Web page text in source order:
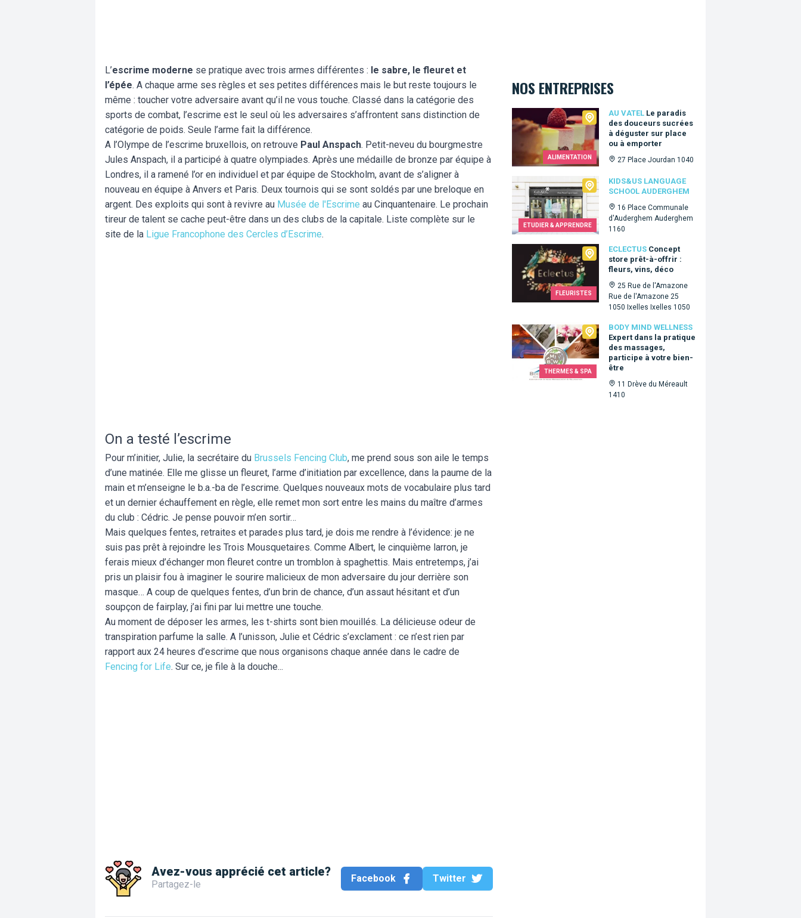
L’escrime moderne se pratique avec trois armes différentes : le sabre, le fleuret et
l’épée. A chaque arme ses règles et ses petites différences mais le but reste toujours le
même : toucher votre adversaire avant qu’il ne vous touche. Classé dans la catégorie des
sports de combat, l’escrime est le seul où les adversaires s’affrontent sans distinction de
catégorie de poids. Seule l’arme fait la différence.
A l’Olympe de l’escrime bruxellois, on retrouve Paul Anspach. Petit-neveu du bourgmestre
Jules Anspach, il a participé à quatre olympiades. Après une médaille de bronze par équipe à
Londres, il a ramené l’or en individuel et par équipe de Stockholm, avant de s’aligner à
nouveau en équipe à Anvers et Paris. Deux tournois qui se sont soldés par une breloque en
argent. Des exploits qui sont à revivre au Musée de l'Escrime au Cinquantenaire. Le prochain
tireur de talent se cache peut-être dans un des clubs de la capitale. Liste complète sur le
site de la Ligue Francophone des Cercles d’Escrime.
On a testé l’escrime
Pour m’initier, Julie, la secrétaire du Brussels Fencing Club, me prend sous son aile le temps
d’une matinée. Elle me glisse un fleuret, l’arme d’initiation par excellence, dans la paume de la
main et m’enseigne le b.a.-ba de l’escrime. Quelques nouveaux mots de vocabulaire plus tard
et un dernier échauffement en règle, elle remet mon sort entre les mains du maître d’armes
du club : Cédric. Je pense pouvoir m’en sortir…
Mais quelques fentes, retraites et parades plus tard, je dois me rendre à l’évidence: je ne
suis pas prêt à rejoindre les Trois Mousquetaires. Comme Albert, le cinquième larron, je
ferais mieux d’échanger mon fleuret contre un tromblon à spaghettis. Mais entretemps, j’ai
pris un plaisir fou à imaginer le sourire malicieux de mon adversaire du jour derrière son
masque… A coup de quelques fentes, d’un brin de chance, d’un assaut hésitant et d’un
soupçon de fairplay, j’ai fini par lui mettre une touche.
Au moment de déposer les armes, les t-shirts sont bien mouillés. La délicieuse odeur de
transpiration parfume la salle. A l’unisson, Julie et Cédric s’exclament : ce n’est rien par
rapport aux 24 heures d’escrime que nous organisons chaque année dans le cadre de
Fencing for Life. Sur ce, je file à la douche...
Avez-vous apprécié cet article?
Partagez-le
Facebook Twitter
NOS ENTREPRISES
ALIMENTATION
AU VATEL Le paradis
des douceurs sucrées
à déguster sur place
ou à emporter
27 Place Jourdan 1040
ETUDIER & APPRENDRE
KIDS&US LANGUAGE
SCHOOL AUDERGHEM
16 Place Communale
d'Auderghem Auderghem
1160
Kids&Us language school Auderghem
FLEURISTES
ECLECTUS Concept
store prêt-à-offrir :
fleurs, vins, déco
25 Rue de l'Amazone
Rue de l'Amazone 25
1050 Ixelles Ixelles 1050
Eclectus
THERMES & SPA
BODY MIND WELLNESS
Expert dans la pratique
des massages,
participe à votre bien-
être
11 Drève du Méreault
1410
Body Mind Wellness